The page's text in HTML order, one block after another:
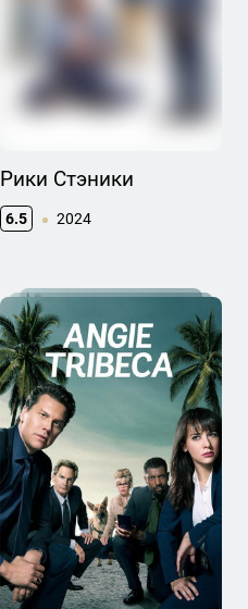
Рики Стэники
6.5 2024